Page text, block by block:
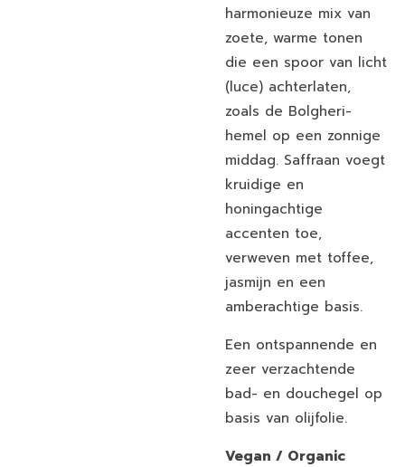
harmonieuze mix van
zoete, warme tonen
die een spoor van licht
(luce) achterlaten,
zoals de Bolgheri-
hemel op een zonnige
middag. Saffraan voegt
kruidige en
honingachtige
accenten toe,
verweven met toffee,
jasmijn en een
amberachtige basis.
Een ontspannende en
zeer verzachtende
bad- en douchegel op
basis van olijfolie.
Vegan / Organic